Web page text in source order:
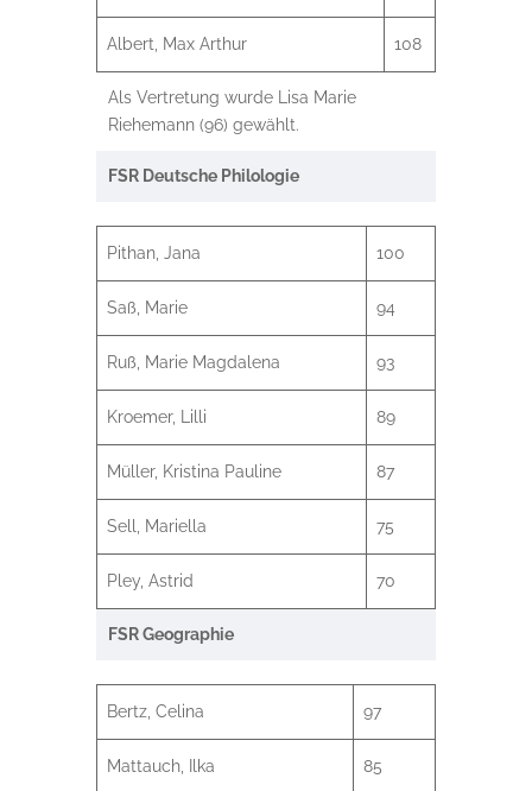
Albert, Max Arthur 108
Als Vertretung wurde Lisa Marie
Riehemann (96) gewählt.
FSR Deutsche Philologie
Pithan, Jana 100
Saß, Marie 94
Ruß, Marie Magdalena 93
Kroemer, Lilli 89
Müller, Kristina Pauline 87
Sell, Mariella 75
Pley, Astrid 70
FSR Geographie
Bertz, Celina 97
Mattauch, Ilka 85